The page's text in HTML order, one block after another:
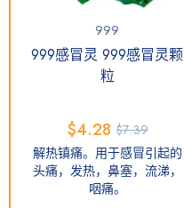
999
999感冒灵 999感冒灵颗
粒
$7.39
$4.28
解热镇痛。用于感冒引起的
头痛，发热，鼻塞，流涕，
咽痛。